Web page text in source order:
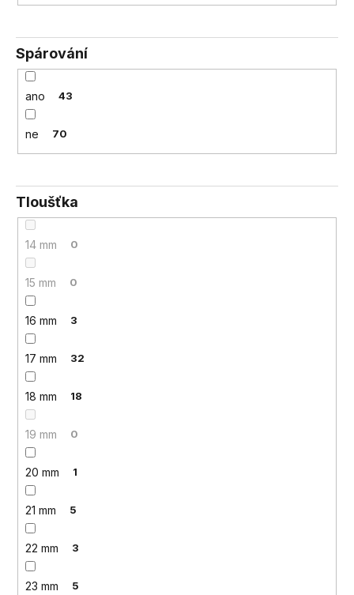
Spárování
ano 43
ne 70
Tloušťka
14 mm 0
15 mm 0
16 mm 3
17 mm 32
18 mm 18
19 mm 0
20 mm 1
21 mm 5
22 mm 3
23 mm 5